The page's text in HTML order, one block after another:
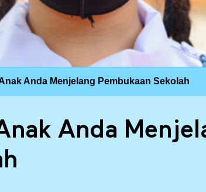
Anda Menjelang Pembukaan Sekolah
Anda